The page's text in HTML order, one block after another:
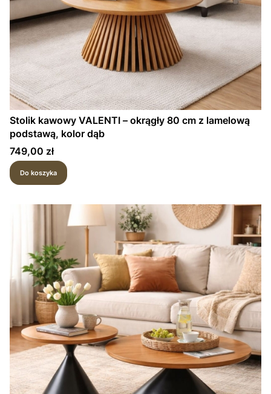
Stolik kawowy VALENTI – okrągły 80 cm z lamelową
podstawą, kolor dąb
Cena
749,00 zł
Do koszyka